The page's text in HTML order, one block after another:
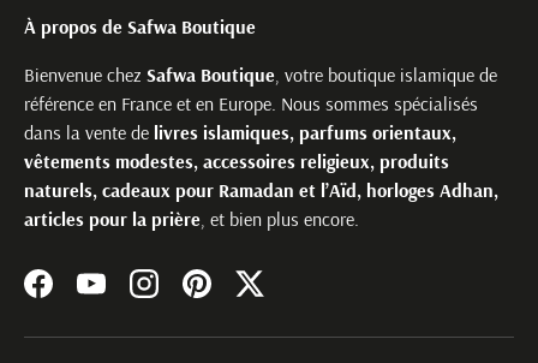
À propos de Safwa Boutique
Bienvenue chez Safwa Boutique, votre boutique islamique de
référence en France et en Europe. Nous sommes spécialisés
dans la vente de livres islamiques, parfums orientaux,
vêtements modestes, accessoires religieux, produits
naturels, cadeaux pour Ramadan et l’Aïd, horloges Adhan,
articles pour la prière, et bien plus encore.
FacebookYouTubeInstagramPinterestTwitter